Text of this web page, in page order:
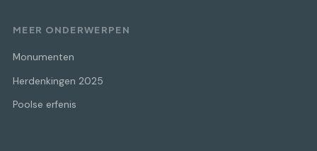
MEER ONDERWERPEN
Monumenten
Herdenkingen 2025
Poolse erfenis